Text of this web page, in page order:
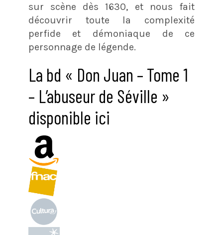
sur scène dès 1630, et nous fait
découvrir toute la complexité
perfide et démoniaque de ce
personnage de légende.
La bd « Don Juan – Tome 1
– L’abuseur de Séville »
disponible ici